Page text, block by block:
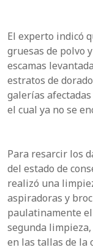
El experto indicó
gruesas de polvo
escamas
estratos de
galerías
el cual ya no se
Para resarcir los
del estado de
realizó una
aspiradoras y
paulatinamente
segunda
en las tallas de la